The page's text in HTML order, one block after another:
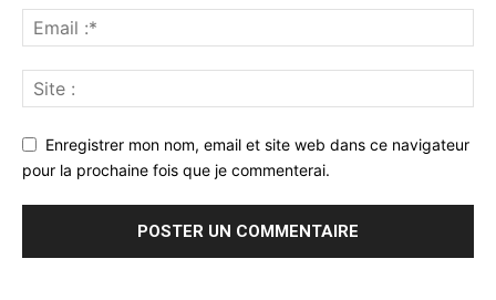
Enregistrer mon nom, email et site web dans ce navigateur
pour la prochaine fois que je commenterai.